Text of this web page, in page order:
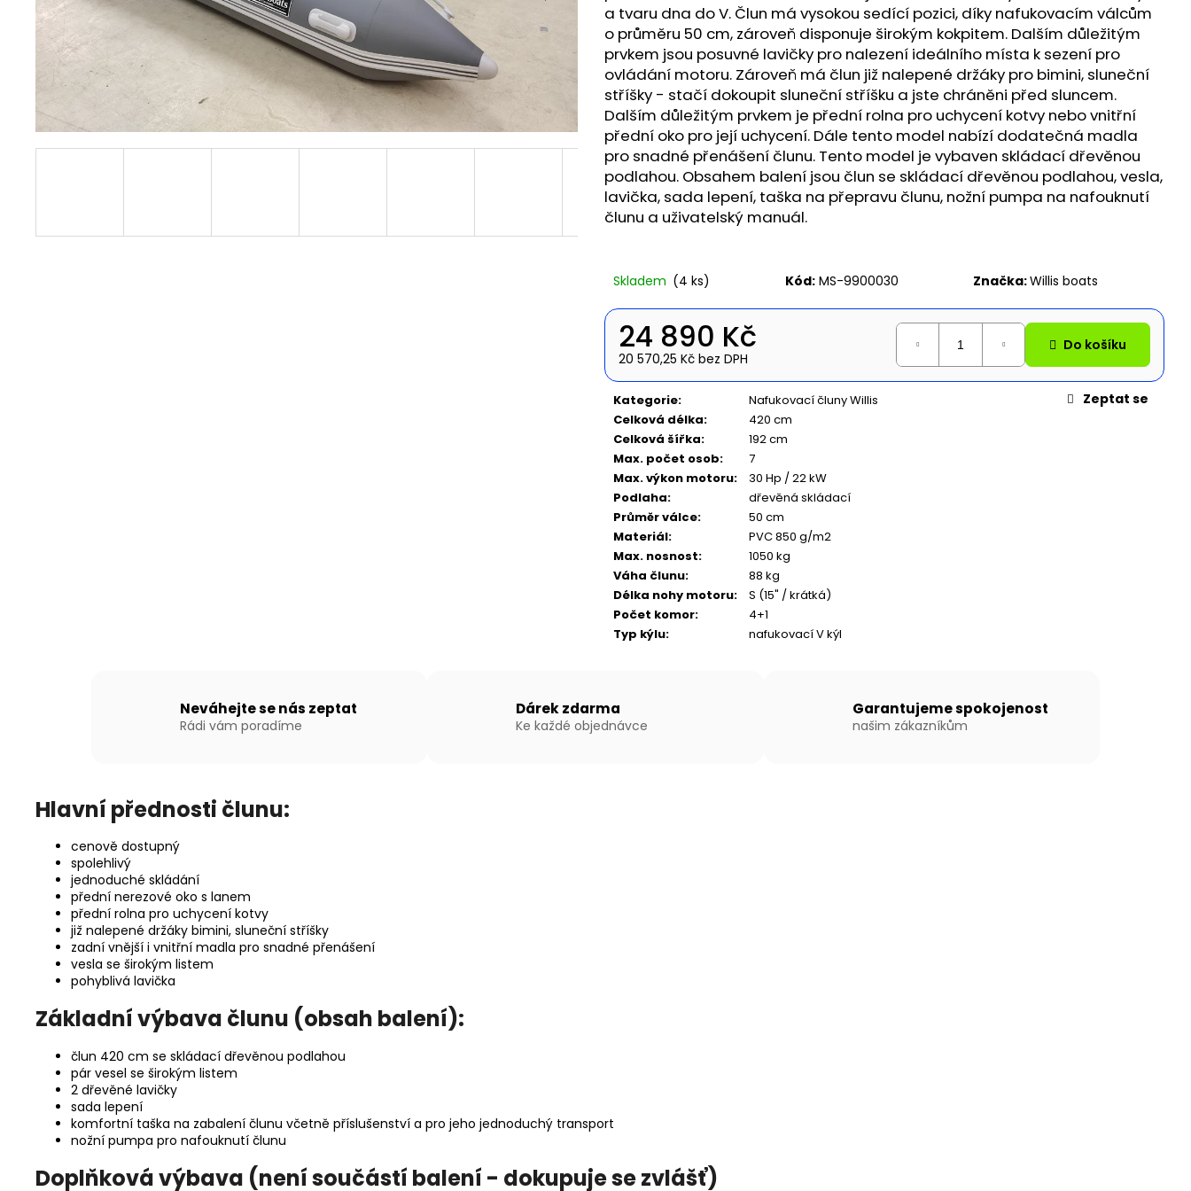
a tvaru dna do V. Člun má vysokou sedící pozici, díky nafukovacím válcům
o průměru 50 cm, zároveň disponuje širokým kokpitem. Dalším důležitým
prvkem jsou posuvné lavičky pro nalezení ideálního místa k sezení pro
ovládání motoru. Zároveň má člun již nalepené držáky pro bimini, sluneční
stříšky - stačí dokoupit sluneční stříšku a jste chráněni před sluncem.
Dalším důležitým prvkem je přední rolna pro uchycení kotvy nebo vnitřní
přední oko pro její uchycení. Dále tento model nabízí dodatečná madla
pro snadné přenášení člunu. Tento model je vybaven skládací dřevěnou
podlahou. Obsahem balení jsou člun se skládací dřevěnou podlahou, vesla,
lavička, sada lepení, taška na přepravu člunu, nožní pumpa na nafouknutí
člunu a uživatelský manuál.
Skladem (4 ks) Kód: MS-9900030 Značka:Willis boats
24 890 Kč
20 570,25 Kč bez DPH
Do košíku
Kategorie:
Nafukovací čluny Willis
Celková délka:
420 cm
Celková šířka:
192 cm
Max. počet osob:
7
Max. výkon motoru:
30 Hp / 22 kW
Podlaha:
dřevěná skládací
Průměr válce:
50 cm
Materiál:
PVC 850 g/m2
Max. nosnost:
1050 kg
Váha člunu:
88 kg
Délka nohy motoru:
S (15" / krátká)
Počet komor:
4+1
Typ kýlu: nafukovací V kýl
Zeptat se
Neváhejte se nás zeptat
Rádi vám poradíme
Dárek zdarma
Ke každé objednávce
Garantujeme spokojenost
našim zákazníkům
Hlavní přednosti člunu:
cenově dostupný
spolehlivý
jednoduché skládání
přední nerezové oko s lanem
přední rolna pro uchycení kotvy
již nalepené držáky bimini, sluneční stříšky
zadní vnější i vnitřní madla pro snadné přenášení
vesla se širokým listem
pohyblivá lavička
Základní výbava člunu (obsah balení):
člun 420 cm se skládací dřevěnou podlahou
pár vesel se širokým listem
2 dřevěné lavičky
sada lepení
komfortní taška na zabalení člunu včetně příslušenství a pro jeho jednoduchý transport
nožní pumpa pro nafouknutí člunu
Doplňková výbava (není součástí balení - dokupuje se zvlášť)
NAFUKOVACÍ ČLUN WILLIS BOATS RY-
BD330 V ZELENÉ BARVĚ SE SKLÁDACÍ
DŘEVĚNOU PODLAHOU
18 290 Kč
NAFUKOVACÍ ČLUN WILLIS BOATS RY-
BD270 V ZELENÉ BARVĚ S NAFUKOVACÍ
PODLAHOU
14 490 Kč
NAFUKOVACÍ ČLUN WILLIS BOATS RY-
BD420 V BÍLO-MODRÉ BARVĚ SE
SKLÁDACÍ HLINÍKOVOU PODLAHOU
27 190 Kč